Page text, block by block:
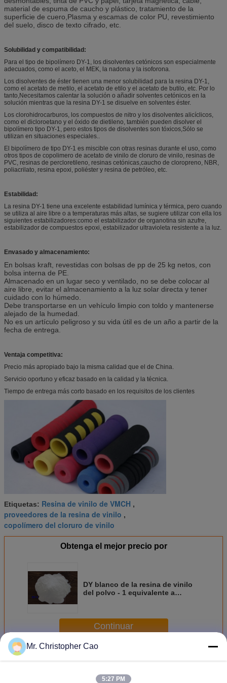
material de espuma de caucho y plástico, tratamiento de la
superficie de cuero,Plasma y escamas de color PU, revestimiento
del suelo, disco de texto cifrado, etc.
Solubilidad y compatibilidad:
Para el tipo de bipolímero DY-1, los disolventes cetónicos son especialmente
adecuados, como el aceto, el MEK, la nadona y la isoforona.
Los disolventes de éster tienen una menor solubilidad para la resina DY-1,
como el acetato de metilo, el acetato de etilo y el acetato de butilo, etc. Por lo
tanto,Necesitamos calentar la solución o añadir solventes cetónicos en la
solución mientras que la resina DY-1 se disuelve en solventes éster.
Los clorohidrocarburos, los compuestos de nitro y los disolventes alicíclicos,
como el dicloroetano y el óxido de dietileno, también pueden disolver el
bipolímero tipo DY-1, pero estos tipos de disolventes son tóxicos,Sólo se
utilizan en situaciones especiales..
El bipolímero de tipo DY-1 es miscible con otras resinas durante el uso, como
otros tipos de copolimero de acetato de vinilo de cloruro de vinilo, resinas de
PVC, resinas de percloretileno, resinas cetónicas,caucho de cloropreno, NBR,
poliacrilato, resina epoxi, poliéster y resina de petróleo, etc.
Estabilidad:
La resina DY-1 tiene una excelente estabilidad lumínica y térmica, pero cuando
se utiliza al aire libre o a temperaturas más altas, se sugiere utilizar con ella los
siguientes estabilizadores:como el estabilizador de organotina sin azufre,
estabilizador de compuestos epoxi, estabilizador ultravioleta resistente a la luz.
Envasado y almacenamiento:
En bolsas kraft, revestidas con bolsas de pp de 25 kg netos, con
bolsa interna de PE.
Almacenado en un lugar seco y ventilado, no se debe colocar al
aire libre, evitar el almacenamiento a la luz solar directa y tener
cuidado con lo húmedo.
Debe transportarse en un vehículo limpio con toldo y mantenerse
alejado de la humedad.
No es un artículo peligroso y su vida útil es de un año a partir de la
fecha de entrega.
Ventaja competitiva:
Precio más apropiado bajo la misma calidad que el de China.
Servicio oportuno y eficaz basado en la calidad y la técnica.
Tiempo de entrega más corto basado en los requisitos de los clientes
Etiquetas: Resina de vinilo de VMCH ,
proveedores de la resina de vinilo ,
copolímero del cloruro de vinilo
Obtenga el mejor precio por
DY blanco de la resina de vinilo
del polvo - 1 equivalente a
Continuar
MásResina de vinilo
Mr. Christopher Cao
5:27 PM